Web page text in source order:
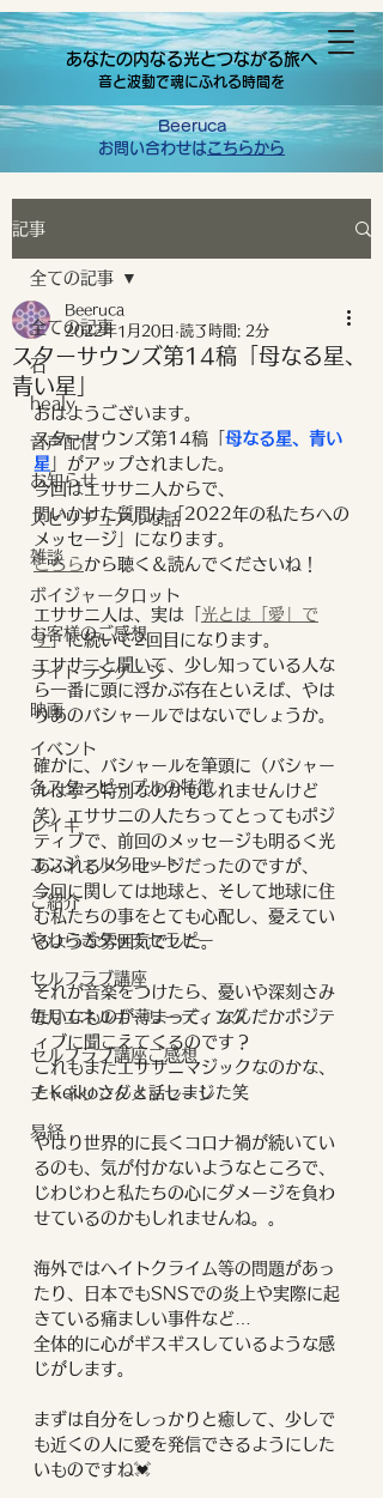
あなたの内なる光とつながる旅へ
音と波動で魂にふれる時間を
Beeruca
お問い合わせはこちらから
記事
全ての記事
石
healy
音声配信
お知らせ
スピリチュアルな話
雑談
ボイジャータロット
お客様のご感想
ライトランゲージ
映画
イベント
各スターピープルの特徴
レイキ
エンジェルタロット
ご紹介
やわらぎタッチセラピー
セルフラブ講座
毎月エネルギーリーディング
セルフラブ講座ご感想
チャネリングメッセージ
易経
全ての記事
スターサウンズ第14稿「母なる星、
青い星」
Beeruca
2022年1月20日 読了時間: 2分
おはようございます。
スターサウンズ第14稿「 母なる星、青い
星 」がアップされました。
今回はエササニ人からで、
問いかけた質問は「2022年の私たちへの
メッセージ」になります。
こちらから聴く＆読んでくださいね！
エササニ人は、実は「 光とは「愛」で
す」に続いて2回目になります。
エササニと聞いて、少し知っている人な
ら一番に頭に浮かぶ存在といえば、やは
りあのバシャールではないでしょうか。
確かに、バシャールを筆頭に（バシャー
ルは寧ろ特別なのかもしれませんけど
笑）エササニの人たちってとってもポジ
ティブで、前回のメッセージも明るく光
あふれるメッセージだったのですが、
今回に関しては地球と、そして地球に住
む私たちの事をとても心配し、憂えてい
るような雰囲気でした。
それが音楽をつけたら、憂いや深刻さみ
たいなものが薄まって、なんだかポジテ
ィブに聞こえてくるのです？
これもまたエササニマジックなのかな、
とKeikoさんと話しました笑
やはり世界的に長くコロナ禍が続いてい
るのも、気が付かないようなところで、
じわじわと私たちの心にダメージを負わ
せているのかもしれませんね。。
海外ではヘイトクライム等の問題があっ
たり、日本でもSNSでの炎上や実際に起
きている痛ましい事件など…
全体的に心がギスギスしているような感
じがします。
まずは自分をしっかりと癒して、少しで
も近くの人に愛を発信できるようにした
いものですね💓